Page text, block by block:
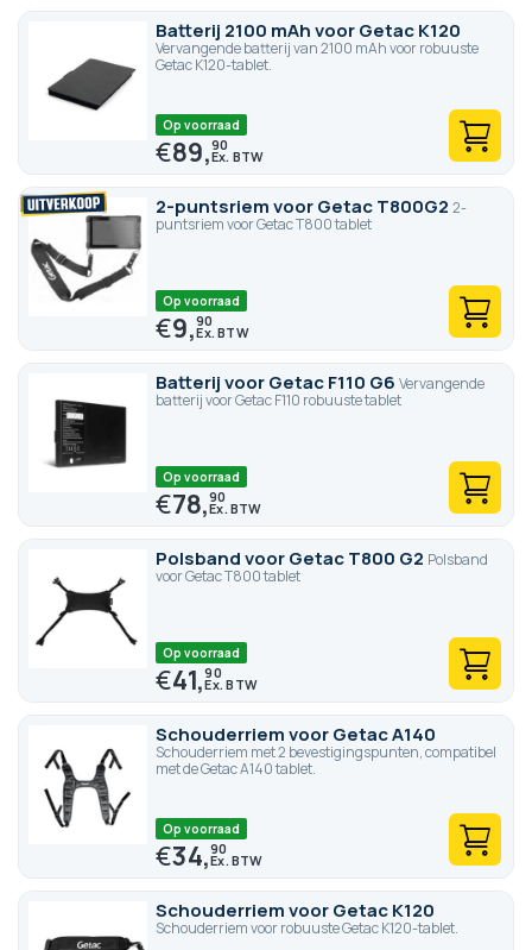
Batterij 2100 mAh voor Getac K120
Vervangende batterij van 2100 mAh voor robuuste
Getac K120-tablet.
Op voorraad
€89,90
2-puntsriem voor Getac T800G2 2-
puntsriem voor Getac T800 tablet
Op voorraad
€9,90
Batterij voor Getac F110 G6 Vervangende
batterij voor Getac F110 robuuste tablet
Op voorraad
€78,90
Polsband voor Getac T800 G2 Polsband
voor Getac T800 tablet
Op voorraad
€41,90
Schouderriem voor Getac A140
Schouderriem met 2 bevestigingspunten, compatibel
met de Getac A140 tablet.
Op voorraad
€34,90
Schouderriem voor Getac K120
Schouderriem voor robuuste Getac K120-tablet.